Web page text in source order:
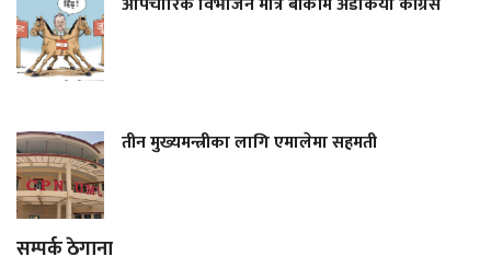
तीन मुख्यमन्त्रीका लागि एमालेमा सहमती
सम्पर्क ठेगाना